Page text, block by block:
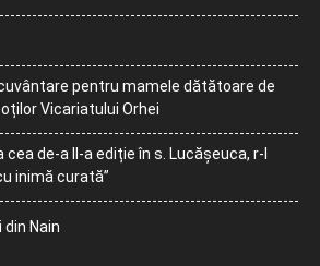
pentru mamele dătătoare de
Vicariatului Orhei
de-a II-a ediție în s. Lucășeuca, r-l
inimă curată”
din Nain